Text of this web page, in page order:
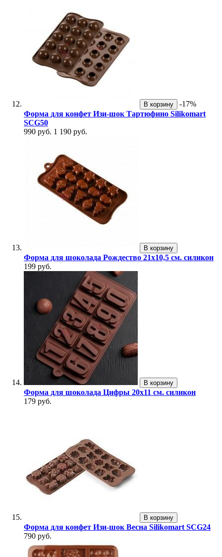
В корзину
-17%
Форма для конфет Изи-шок Тартюфино Silikomart
SCG50
990 руб. 1 190 руб.
В корзину
Форма для шоколада Рождество 21x10,5 см. силикон
199 руб.
В корзину
Форма для шоколада Цифры 20х11 см. силикон
179 руб.
В корзину
Форма для конфет Изи-шок Весна Silikomart SCG24
790 руб.